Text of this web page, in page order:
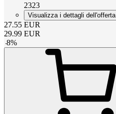
2323
Visualizza i dettagli dell'offerta
27.55 EUR
29.99 EUR
-8%